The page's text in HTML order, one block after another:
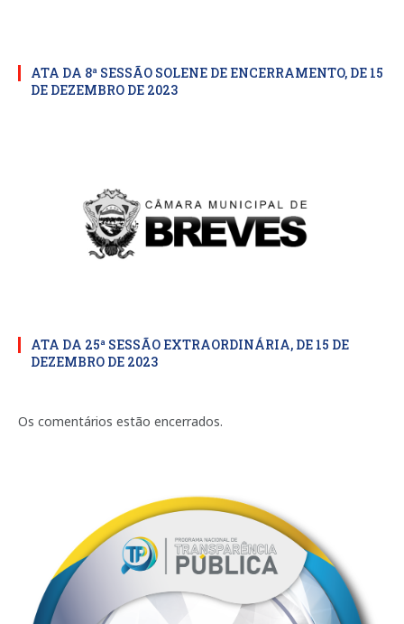
ATA DA 8ª SESSÃO SOLENE DE ENCERRAMENTO, DE 15
DE DEZEMBRO DE 2023
ATA DA 25ª SESSÃO EXTRAORDINÁRIA, DE 15 DE
DEZEMBRO DE 2023
Os comentários estão encerrados.